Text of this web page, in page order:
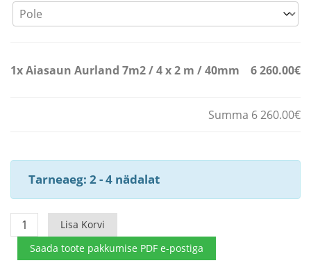
1xAiasaun Aurland 7m2 / 4 x 2 m / 40mm 6 260.00€
Summa 6 260.00€
Tarneaeg: 2 - 4 nädalat
Aiasaun
Aurland
7m2
Lisa Korvi
Saada toote pakkumise PDF e-postiga